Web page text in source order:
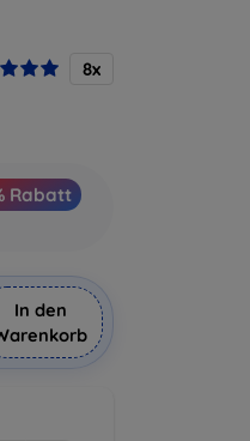
8x
Rabatt
In den